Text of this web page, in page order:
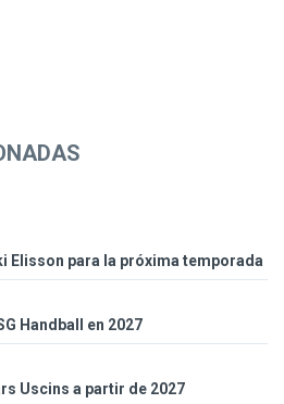
Elisson para la próxima temporada
Handball en 2027
Uscins a partir de 2027